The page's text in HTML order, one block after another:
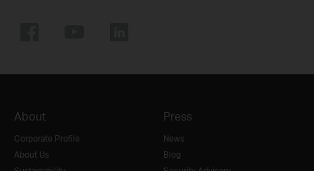
About
Corporate Profile
About Us
Press
News
Blog